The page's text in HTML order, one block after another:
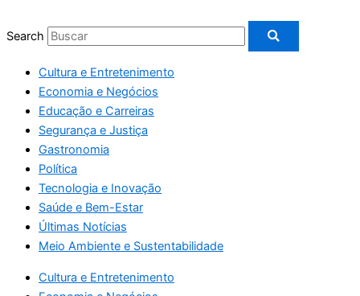
Search
Cultura e Entretenimento
Economia e Negócios
Educação e Carreiras
Segurança e Justiça
Gastronomia
Política
Tecnologia e Inovação
Saúde e Bem-Estar
Últimas Notícias
Meio Ambiente e Sustentabilidade
Cultura e Entretenimento